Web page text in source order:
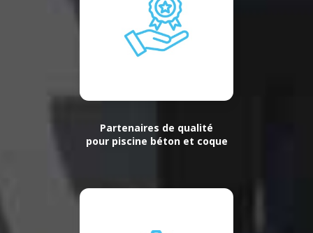
Partenaires de qualité
pour piscine béton et coque